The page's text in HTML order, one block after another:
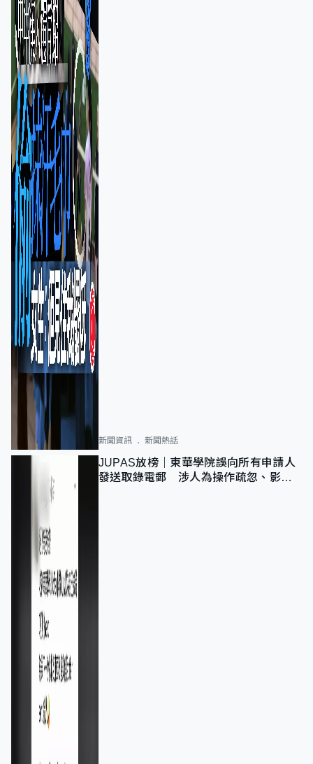
新聞資訊 新聞熱話
JUPAS放榜｜東華學院誤向所有申請人
發送取錄電郵 涉人為操作疏忽、影響